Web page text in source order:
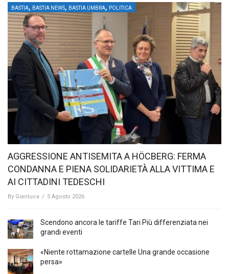
BASTIA, BASTIA NEWS, BASTIA UMBRA, POLITICA
AGGRESSIONE ANTISEMITA A HÖCBERG: FERMA
CONDANNA E PIENA SOLIDARIETÀ ALLA VITTIMA E
AI CITTADINI TEDESCHI
By Gianluca / 5 Agosto 2026
Scendono ancora le tariffe Tari Più differenziata nei
grandi eventi
«Niente rottamazione cartelle Una grande occasione
persa»